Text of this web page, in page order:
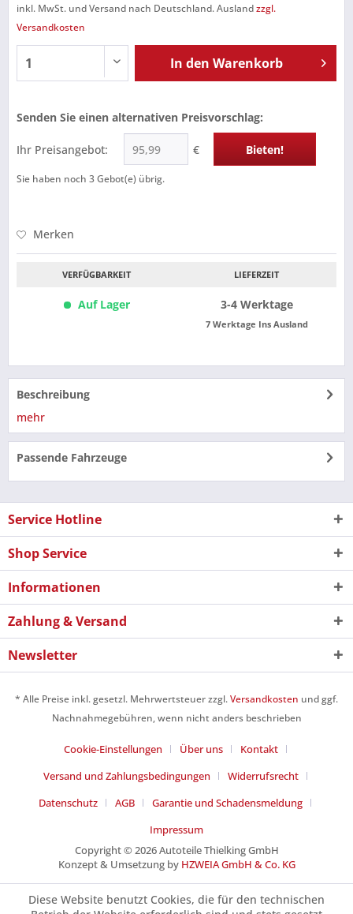
inkl. MwSt. und Versand nach Deutschland. Auslandzzgl.
Versandkosten
In den Warenkorb
Senden Sie einen alternativen Preisvorschlag:
Ihr Preisangebot: € Bieten!
Sie haben noch 3Gebot(e) übrig.
Merken
VERFÜGBARKEIT
Auf Lager
LIEFERZEIT
3-4 Werktage
7 Werktage Ins Ausland
Beschreibung
mehr
Passende Fahrzeuge
Service Hotline
Shop Service
Informationen
Zahlung & Versand
Newsletter
* Alle Preise inkl. gesetzl. Mehrwertsteuer zzgl.Versandkosten und ggf.
Nachnahmegebühren, wenn nicht anders beschrieben
Cookie-Einstellungen Über uns
Kontakt
Versand und Zahlungsbedingungen
Widerrufsrecht
Datenschutz
AGB
Garantie und Schadensmeldung
Impressum
Copyright © 2026 Autoteile Thielking GmbH
Konzept & Umsetzung by HZWEIA GmbH & Co. KG
Diese Website benutzt Cookies, die für den technischen